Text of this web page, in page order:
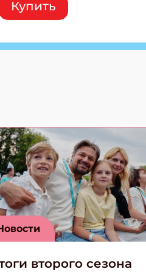
расшифровки Плетем
запутанные поделки
коды 3 комикса
Купить
второго сезона